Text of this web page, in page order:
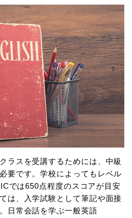
ラスを受講するためには、中級
要です。学校によってもレベル
では650点程度のスコアが目安
は、入学試験として筆記や面接
日常会話を学ぶ一般英語